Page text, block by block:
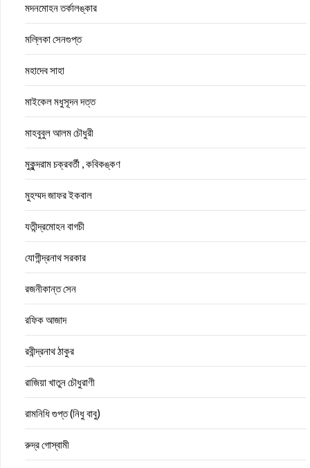
মদনমোহন তর্কালঙ্কার
মল্লিকা সেনগুপ্ত
মহাদেব সাহা
মাইকেল মধুসূদন দত্ত
মাহবুবুল আলম চৌধুরী
মুকুন্দরাম চক্রবর্তী , কবিকঙ্কণ
মুহম্মদ জাফর ইকবাল
যতীন্দ্রমোহন বাগচী
যোগীন্দ্রনাথ সরকার
রজনীকান্ত সেন
রফিক আজাদ
রবীন্দ্রনাথ ঠাকুর
রাজিয়া খাতুন চৌধুরাণী
রামনিধি গুপ্ত (নিধু বাবু)
রুদ্র গোস্বামী